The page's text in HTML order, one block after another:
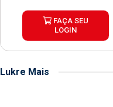
FAÇA SEU
LOGIN
Lukre Mais